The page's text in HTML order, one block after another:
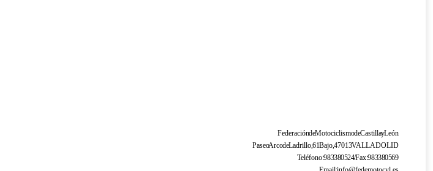
Federación de Motociclismo de Castilla y León
Paseo Arco de Ladrillo, 61 Bajo, 47013 VALLADOLID
Teléfono: 983 38 05 24 / Fax: 983 38 05 69